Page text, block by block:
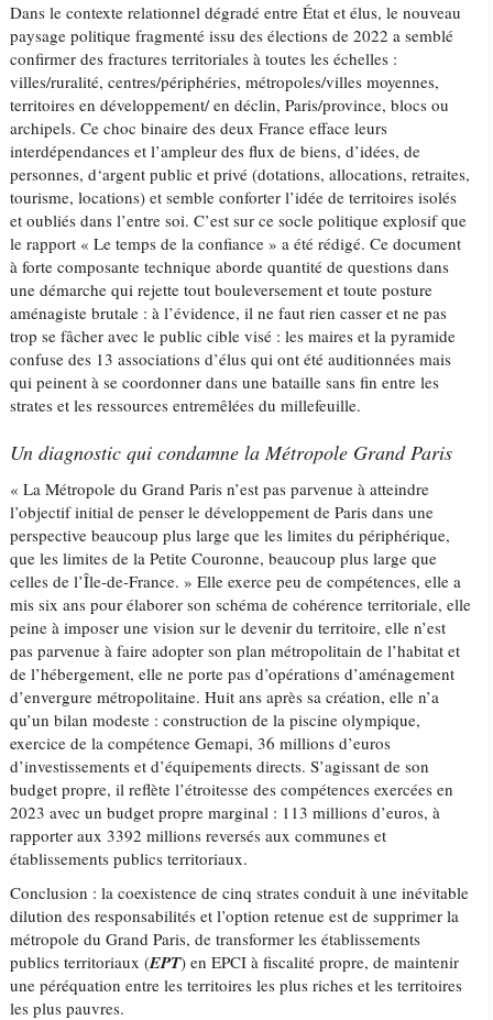
Dans le contexte relationnel dégradé entre État et élus, le nouveau
paysage politique fragmenté issu des élections de 2022 a semblé
confirmer des fractures territoriales à toutes les échelles :
villes/ruralité, centres/périphéries, métropoles/villes moyennes,
territoires en développement/ en déclin, Paris/province, blocs ou
archipels. Ce choc binaire des deux France efface leurs
interdépendances et l’ampleur des flux de biens, d’idées, de
personnes, d‘argent public et privé (dotations, allocations, retraites,
tourisme, locations) et semble conforter l’idée de territoires isolés
et oubliés dans l’entre soi. C’est sur ce socle politique explosif que
le rapport « Le temps de la confiance » a été rédigé. Ce document
à forte composante technique aborde quantité de questions dans
une démarche qui rejette tout bouleversement et toute posture
aménagiste brutale : à l’évidence, il ne faut rien casser et ne pas
trop se fâcher avec le public cible visé : les maires et la pyramide
confuse des 13 associations d’élus qui ont été auditionnées mais
qui peinent à se coordonner dans une bataille sans fin entre les
strates et les ressources entremêlées du millefeuille.
Un diagnostic qui condamne la Métropole Grand Paris
« La Métropole du Grand Paris n’est pas parvenue à atteindre
l’objectif initial de penser le développement de Paris dans une
perspective beaucoup plus large que les limites du périphérique,
que les limites de la Petite Couronne, beaucoup plus large que
celles de l’Île-de-France. » Elle exerce peu de compétences, elle a
mis six ans pour élaborer son schéma de cohérence territoriale, elle
peine à imposer une vision sur le devenir du territoire, elle n’est
pas parvenue à faire adopter son plan métropolitain de l’habitat et
de l’hébergement, elle ne porte pas d’opérations d’aménagement
d’envergure métropolitaine. Huit ans après sa création, elle n’a
qu’un bilan modeste : construction de la piscine olympique,
exercice de la compétence Gemapi, 36 millions d’euros
d’investissements et d’équipements directs. S’agissant de son
budget propre, il reflète l’étroitesse des compétences exercées en
2023 avec un budget propre marginal : 113 millions d’euros, à
rapporter aux 3392 millions reversés aux communes et
établissements publics territoriaux.
Conclusion : la coexistence de cinq strates conduit à une inévitable
dilution des responsabilités et l’option retenue est de supprimer la
métropole du Grand Paris, de transformer les établissements
publics territoriaux (EPT) en EPCI à fiscalité propre, de maintenir
une péréquation entre les territoires les plus riches et les territoires
les plus pauvres.